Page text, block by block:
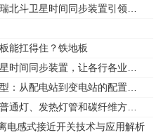
能扛得住？铁地板
电感式接近开关技术与应用解析